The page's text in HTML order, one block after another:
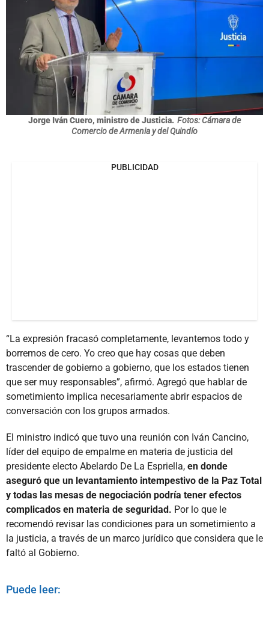
Jorge Iván Cuero, ministro de Justicia. Fotos: Cámara de
Comercio de Armenia y del Quindío
PUBLICIDAD
“La expresión fracasó completamente, levantemos todo y
borremos de cero. Yo creo que hay cosas que deben
trascender de gobierno a gobierno, que los estados tienen
que ser muy responsables”, afirmó. Agregó que hablar de
sometimiento implica necesariamente abrir espacios de
conversación con los grupos armados.
El ministro indicó que tuvo una reunión con Iván Cancino,
líder del equipo de empalme en materia de justicia del
presidente electo Abelardo De La Espriella, en donde
aseguró que un levantamiento intempestivo de la Paz Total
y todas las mesas de negociación podría tener efectos
complicados en materia de seguridad. Por lo que le
recomendó revisar las condiciones para un sometimiento a
la justicia, a través de un marco jurídico que considera que le
faltó al Gobierno.
Puede leer: